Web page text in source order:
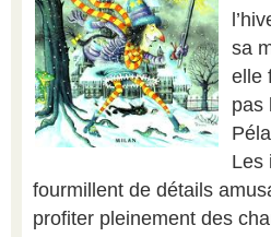
sa
elle
pas
Les
fourmillent de détails
profiter pleinement des